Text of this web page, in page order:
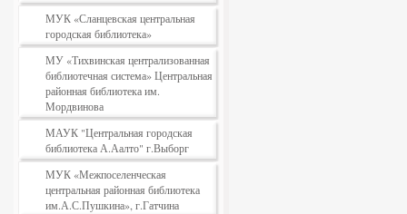
МУК «Сланцевская центральная
городская библиотека»
МУ «Тихвинская централизованная
библиотечная система» Центральная
районная библиотека им.
Мордвинова
МАУК "Центральная городская
библиотека А.Аалто" г.Выборг
МУК «Межпоселенческая
центральная районная библиотека
им.А.С.Пушкина», г.Гатчина